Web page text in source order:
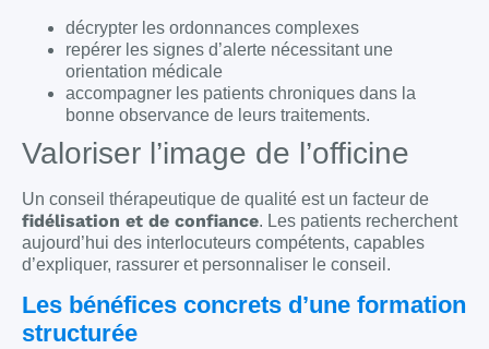
décrypter les ordonnances complexes
repérer les signes d’alerte nécessitant une
orientation médicale
accompagner les patients chroniques dans la
bonne observance de leurs traitements.
Valoriser l’image de l’officine
Un conseil thérapeutique de qualité est un facteur de
fidélisation et de confiance. Les patients recherchent
aujourd’hui des interlocuteurs compétents, capables
d’expliquer, rassurer et personnaliser le conseil.
Les bénéfices concrets d’une formation
structurée